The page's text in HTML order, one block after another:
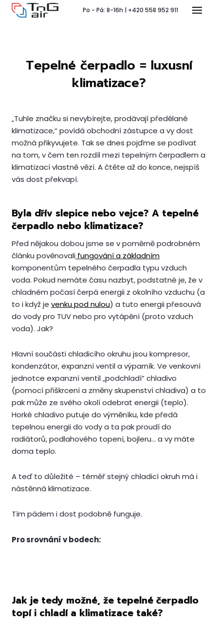
Menu
Po - Pá: 8-16h | +420 558 952 911
Tepelné čerpadlo = luxusní
klimatizace?
„Tuhle značku si nevybírejte, prodávají předělané
klimatizace,“ povídá obchodní zástupce a vy dost
možná přikyvujete. Tak se dnes pojďme se podívat
na tom, v čem ten rozdíl mezi tepelným čerpadlem a
klimatizací vlastně vězí. A čtěte až do konce, nejspíš
vás dost překvapí.
Byla dřív slepice nebo vejce? A tepelné
čerpadlo nebo klimatizace?
Před nějakou dobou jsme se v poměrně podrobném
článku pověnovali fungování a základním
komponentům tepelného čerpadla typu vzduch
voda. Pokud nemáte času nazbyt, podstatné je, že v
chladném počasí čerpá energii z okolního vzduchu (a
to i když je venku pod nulou) a tuto energii přesouvá
do vody pro TUV nebo pro vytápění (proto vzduch
voda). Jak?
Hlavní součásti chladicího okruhu jsou kompresor,
kondenzátor, expanzní ventil a výparník. Ve venkovní
jednotce expanzní ventil „podchladí“ chladivo
(pomocí přiškrcení a změny skupenství chladiva) a to
pak může ze svého okolí odebrat energii (teplo).
Horké chladivo putuje do výměníku, kde předá
tepelnou energii do vody a ta pak proudí do
radiátorů, podlahového topení, bojleru… a vy máte
doma teplo.
A teď to důležité – téměř stejný chladicí okruh má i
nástěnná klimatizace.
Tím pádem i dost podobně funguje.
Pro srovnání v bodech:
Jak je tedy možné, že tepelné čerpadlo
topí i chladí a klimatizace také?